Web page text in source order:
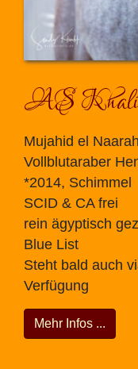
AS
Mujahid el
Vollblutaraber
*2014, Schimmel
SCID & CA frei
rein ägyptisch
Blue List
Steht bald auch
Verfügung
Mehr Infos ...